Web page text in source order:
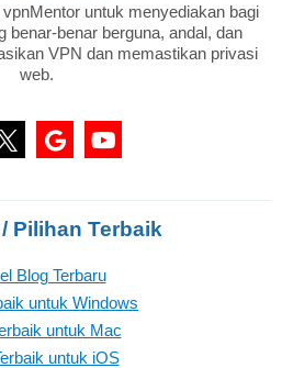
untuk menyediakan bagi
benar-benar berguna, andal, dan
VPN dan memastikan privasi
web.
Pilihan Terbaik
Blog Terbaru
untuk Windows
untuk Mac
untuk iOS